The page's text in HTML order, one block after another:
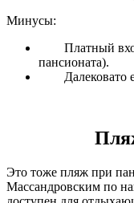
Минусы:
Платный вход
пансионата).
Далековато
Это тоже пляж при
Массандровским по